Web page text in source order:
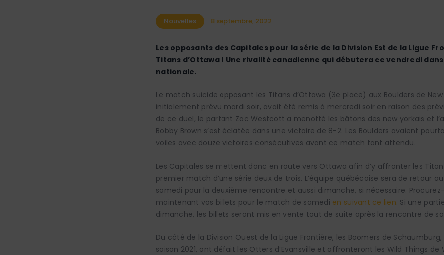
Nouvelles 8 septembre, 2022
Les opposants des Capitales pour la série de la Division Est de la Ligue
Titans d’Ottawa ! Une rivalité canadienne qui débutera ce vendredi
nationale.
Le match suicide opposant les Titans d’Ottawa (3e place) aux Boulders de
initialement prévu mardi soir, avait été remis à mercredi soir en raison des
de ce duel, le partant Zac Westcott a menotté les bâtons des new yorkais et
Bobby Brown s’est éclatée dans une victoire de 8-2. Les Boulders avaient
voiles avec douze victoires consécutives avant ce match tant attendu.
Les Capitales se mettent donc en route vers Ottawa afin d’y affronter les
premier match d’une série deux de trois. L’équipe québécoise sera de retour
samedi pour la deuxième rencontre et aussi dimanche, si nécessaire.
maintenant vos billets pour le match de samedi en suivant ce lien. Si une
dimanche, les billets seront mis en vente tout de suite après la rencontre de
Du côté de la Division Ouest de la Ligue Frontière, les Boomers de
saison 2021, ont défait les Otters d’Evansville et affronteront les Wild Things de